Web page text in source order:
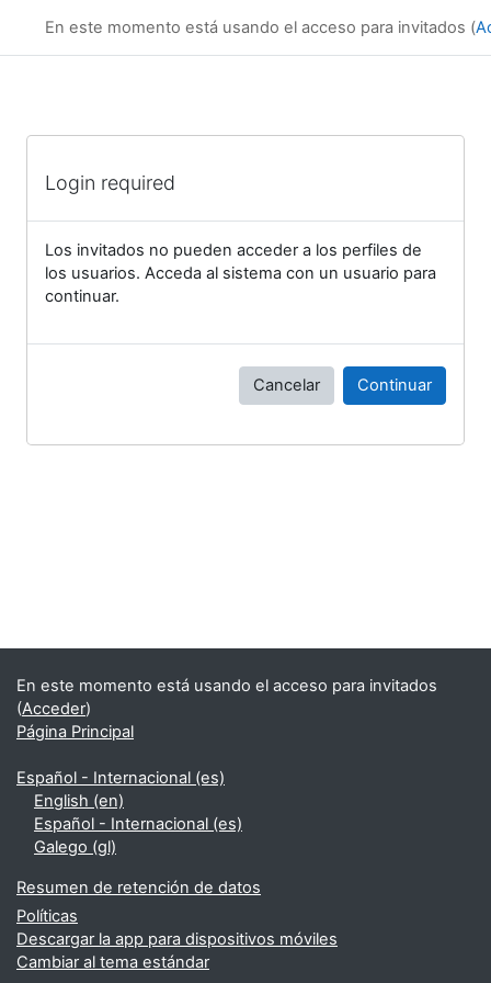
En este momento está usando el acceso para invitados (
Login required
Los invitados no pueden acceder a los perfiles de
los usuarios. Acceda al sistema con un usuario para
continuar.
Cancelar Continuar
En este momento está usando el acceso para invitados
(Acceder)
Página Principal
Español - Internacional ‎(es)‎
English ‎(en)‎
Español - Internacional ‎(es)‎
Galego ‎(gl)‎
Resumen de retención de datos
Políticas
Descargar la app para dispositivos móviles
Cambiar al tema estándar